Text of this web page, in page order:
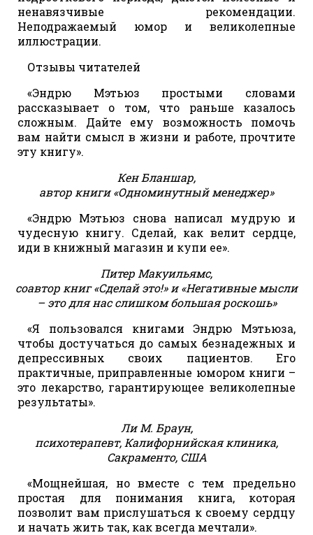
ненавязчивые рекомендации.
Неподражаемый юмор и великолепные
иллюстрации.
Отзывы читателей
«Эндрю Мэтьюз простыми словами
рассказывает о том, что раньше казалось
сложным. Дайте ему возможность помочь
вам найти смысл в жизни и работе, прочтите
эту книгу».
Кен Бланшар,
автор книги «Одноминутный менеджер»
«Эндрю Мэтьюз снова написал мудрую и
чудесную книгу. Сделай, как велит сердце,
иди в книжный магазин и купи ее».
Питер Макуильямс,
соавтор книг «Сделай это!» и «Негативные мысли
– это для нас слишком большая роскошь»
«Я пользовался книгами Эндрю Мэтьюза,
чтобы достучаться до самых безнадежных и
депрессивных своих пациентов. Его
практичные, приправленные юмором книги –
это лекарство, гарантирующее великолепные
результаты».
Ли М. Браун,
психотерапевт, Калифорнийская клиника,
Сакраменто, США
«Мощнейшая, но вместе с тем предельно
простая для понимания книга, которая
позволит вам прислушаться к своему сердцу
и начать жить так, как всегда мечтали».